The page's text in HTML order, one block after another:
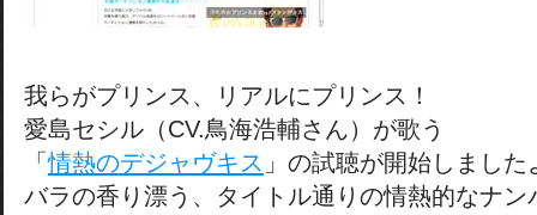
我らがプリンス、リアルにプリンス！
愛島セシル（CV.鳥海浩輔さん）が歌う
「情熱のデジャヴキス 」の試聴が開始しました
バラの香り漂う、タイトル通りの情熱的なナン